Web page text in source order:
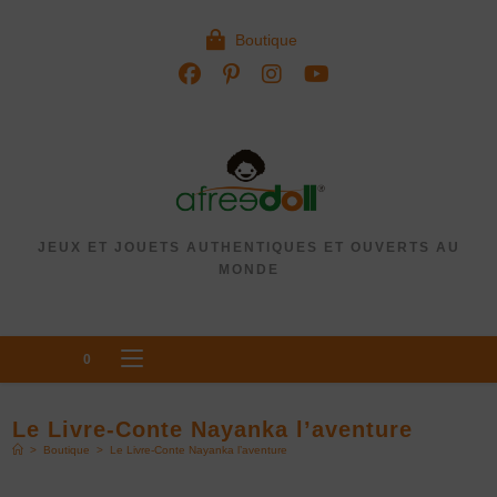
Boutique
JEUX ET JOUETS AUTHENTIQUES ET OUVERTS AU
MONDE
0
Le Livre-Conte Nayanka l’aventure
> Boutique > Le Livre-Conte Nayanka l’aventure